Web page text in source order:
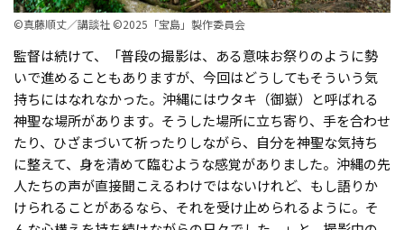
©真藤順丈／講談社 ©2025「宝島」製作委員会
監督は続けて、「普段の撮影は、ある意味お祭りのように勢
いで進めることもありますが、今回はどうしてもそういう気
持ちにはなれなかった。沖縄にはウタキ（御嶽）と呼ばれる
神聖な場所があります。そうした場所に立ち寄り、手を合わせ
たり、ひざまづいて祈ったりしながら、自分を神聖な気持ち
に整えて、身を清めて臨むような感覚がありました。沖縄の先
人たちの声が直接聞こえるわけではないけれど、もし語りか
けられることがあるなら、それを受け止められるように。そ